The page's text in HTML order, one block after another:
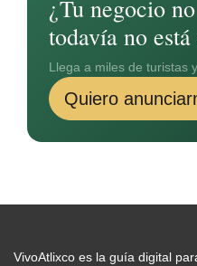
¿Tu negocio
todavía no
Llega a miles de turistas
Quiero
VivoAtlixco es la guía digital